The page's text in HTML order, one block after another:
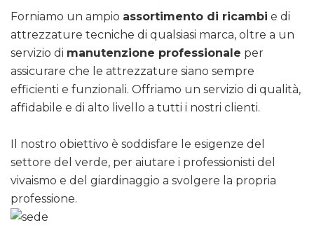
Forniamo un ampio assortimento di ricambi e di
attrezzature tecniche di qualsiasi marca, oltre a un
servizio di manutenzione professionale per
assicurare che le attrezzature siano sempre
efficienti e funzionali. Offriamo un servizio di qualità,
affidabile e di alto livello a tutti i nostri clienti.
Il nostro obiettivo è soddisfare le esigenze del
settore del verde, per aiutare i professionisti del
vivaismo e del giardinaggio a svolgere la propria
professione.